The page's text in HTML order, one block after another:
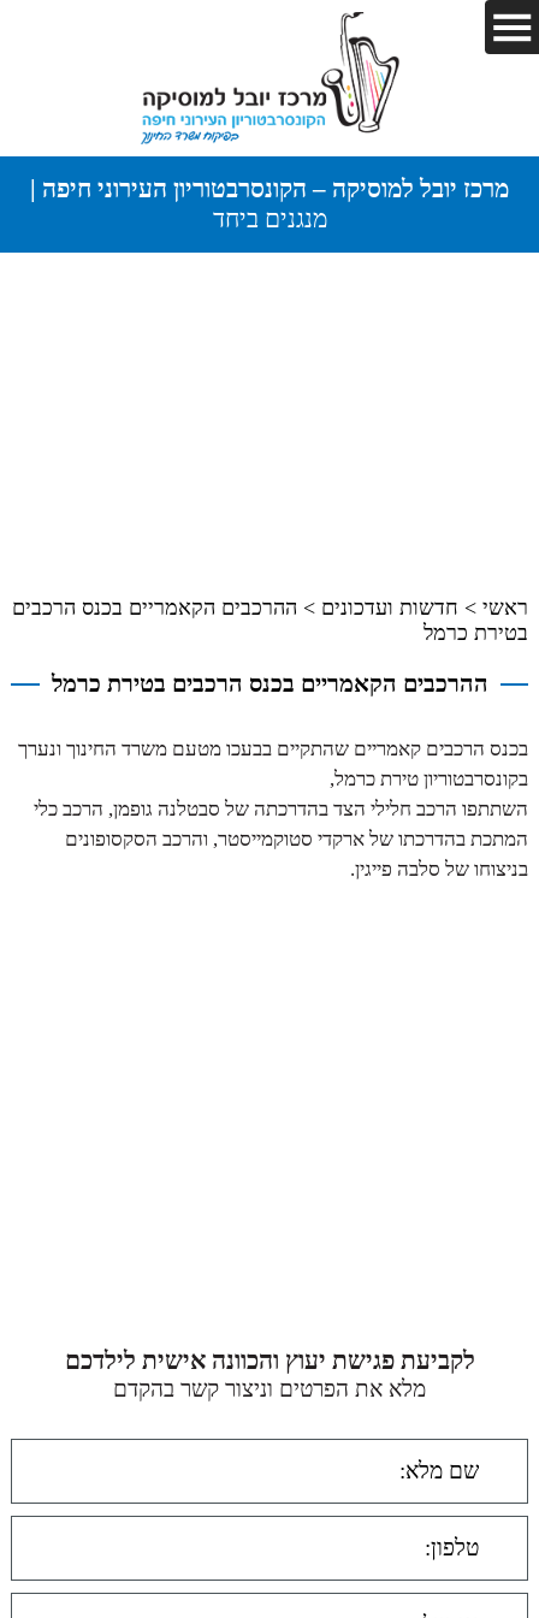
מרכז יובל למוסיקה – הקונסרבטוריון העירוני חיפה |
מנגנים ביחד
ראשי> חדשות ועדכונים > ההרכבים הקאמריים בכנס הרכבים
בטירת כרמל
ההרכבים הקאמריים בכנס הרכבים בטירת כרמל
בכנס הרכבים קאמריים שהתקיים בבעכו מטעם משרד החינוך ונערך
בקונסרבטוריון טירת כרמל,
השתתפו הרכב חלילי הצד בהדרכתה של סבטלנה גופמן, הרכב כלי
המתכת בהדרכתו של ארקדי סטוקמייסטר, והרכב הסקסופונים
בניצוחו של סלבה פייגין.
לקביעת פגישת יעוץ והכוונה אישית לילדכם
מלא את הפרטים וניצור קשר בהקדם